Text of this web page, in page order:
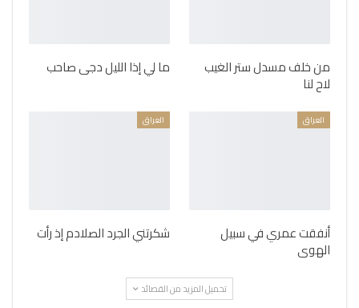
من خلف مسدل ستر الغيب
لاح لنا
ما لي إذا الليل دجى صاحب
العراق
أنفقت عمري في سبيل
الهوى
العراق
شكرتني الجرد الصلادم إذ رأت
تحميل المزيد من القصائد